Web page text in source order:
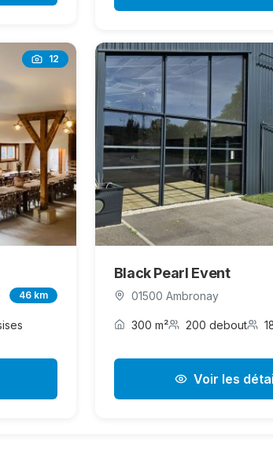
12
46 km
Black Pearl Event
01500 Ambronay
300 m² 200 debout
Voir les